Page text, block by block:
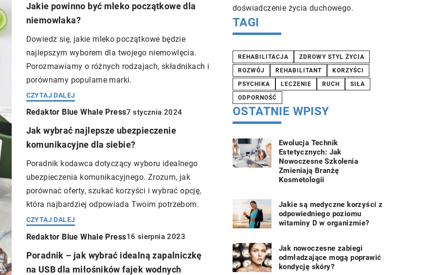
Jakie powinno być mleko początkowe dla
niemowlaka?
Dowiedz się, jakie mleko początkowe będzie
najlepszym wyborem dla twojego niemowlęcia.
Porozmawiamy o różnych rodzajach, składnikach i
porównamy popularne marki.
CZYTAJ DALEJ
Redaktor Blue Whale Press7 stycznia 2024
Jak wybrać najlepsze ubezpieczenie
komunikacyjne dla siebie?
Poradnik kodawca dotyczący wyboru idealnego
ubezpieczenia komunikacyjnego. Zrozum, jak
porównać oferty, szukać korzyści i wybrać opcję,
która najbardziej odpowiada Twoim potrzebom.
CZYTAJ DALEJ
Redaktor Blue Whale Press16 sierpnia 2023
Poradnik – jak wybrać idealną zapalniczkę
na USB dla miłośników fajek wodnych
doświadczenie życia duchowego.
TAGI
REHABILITACJA
ZDROWY STYL ŻYCIA
ROZWÓJ
REHABILITANT
KORZYŚCI
PSYCHIKA
LECZENIE RUCH
SIŁA
ODPORNOŚĆ
OSTATNIE WPISY
Ewolucja Technik
Estetycznych: Jak
Nowoczesne Szkolenia
Zmieniają Branżę
Kosmetologii
Jakie są medyczne korzyści z
odpowiedniego poziomu
witaminy D w organizmie?
Jak nowoczesne zabiegi
odmładzające mogą poprawić
kondycję skóry?